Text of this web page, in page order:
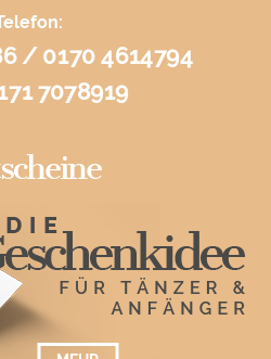
/ 0170 4614794
7078919